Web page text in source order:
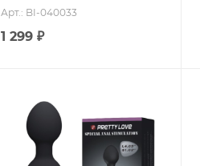
Арт.: BI-040033
1 299 ₽